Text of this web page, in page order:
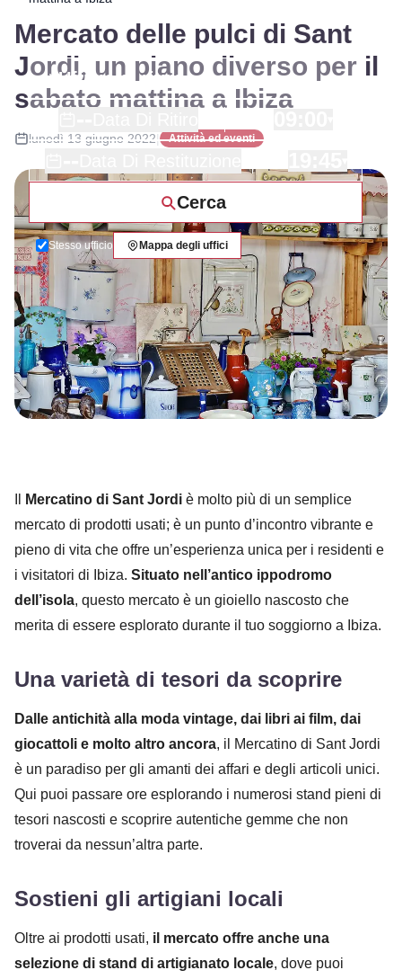
Cerca
Stesso ufficio Mappa degli uffici
Mercato delle pulci di Sant
Jordi, un piano diverso per il
sabato mattina a Ibiza
lunedì 13 giugno 2022| Attività ed eventi
Mercatino di Sant Jordi è molto più di un semplice
mercato di prodotti usati; è un punto d’incontro vibrante e
pieno di vita che offre un’esperienza unica per i residenti e
i visitatori di Ibiza. Situato nell’antico ippodromo
dell’isola, questo mercato è un gioiello nascosto che
merita di essere esplorato durante il tuo soggiorno a Ibiza.
Una varietà di tesori da scoprire
Dalle antichità alla moda vintage, dai libri ai film, dai
giocattoli e molto altro ancora, il Mercatino di Sant Jordi
è un paradiso per gli amanti dei affari e degli articoli unici.
Qui puoi passare ore esplorando i numerosi stand pieni di
tesori nascosti e scoprire autentiche gemme che non
troverai da nessun’altra parte.
Sostieni gli artigiani locali
Oltre ai prodotti usati, il mercato offre anche una
selezione di stand di artigianato locale, dove puoi